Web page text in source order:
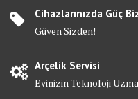
Cihazlarınızda Güç
Güven Sizden!
Arçelik Servisi
Evinizin Teknoloji